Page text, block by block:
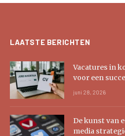
LAATSTE BERICHTEN
Vacatures in
voor een
juni 28, 2026
De kunst van
media